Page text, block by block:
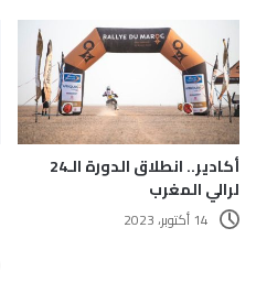
أكادير.. انطلاق الدورة الـ24
لرالي المغرب
14 أكتوبر، 2023